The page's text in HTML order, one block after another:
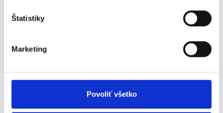
Štatistiky
Marketing
Povoliť všetko
Možnosť prejsť na Doklado FREE
Moduly na vyskúšanie